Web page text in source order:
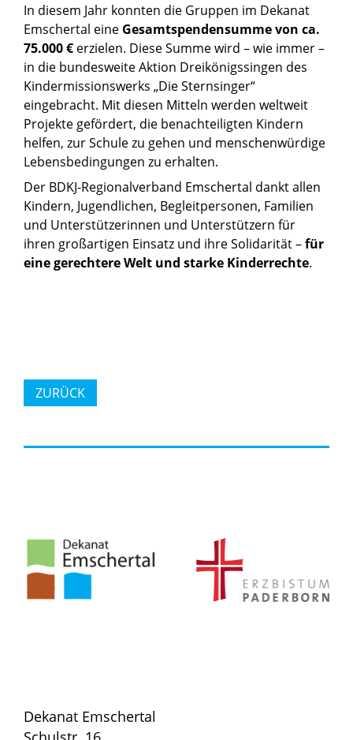
In diesem Jahr konnten die Gruppen im Dekanat
Emschertal eine Gesamtspendensumme von ca.
75.000 € erzielen. Diese Summe wird – wie immer –
in die bundesweite Aktion Dreikönigssingen des
Kindermissionswerks „Die Sternsinger“
eingebracht. Mit diesen Mitteln werden weltweit
Projekte gefördert, die benachteiligten Kindern
helfen, zur Schule zu gehen und menschenwürdige
Lebensbedingungen zu erhalten.
Der BDKJ-Regionalverband Emschertal dankt allen
Kindern, Jugendlichen, Begleitpersonen, Familien
und Unterstützerinnen und Unterstützern für
ihren großartigen Einsatz und ihre Solidarität –für
eine gerechtere Welt und starke Kinderrechte.
ZURÜCK
Dekanat Emschertal